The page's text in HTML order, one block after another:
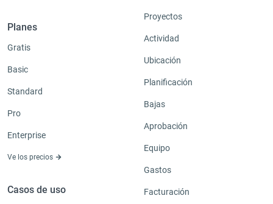
Planes
Gratis
Basic
Standard
Pro
Enterprise
Ve los precios
Casos de uso
Proyectos
Actividad
Ubicación
Planificación
Bajas
Aprobación
Equipo
Gastos
Facturación